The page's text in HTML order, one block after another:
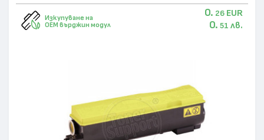
Изкупуване на
OEM върджин модул
0. 26 EUR
0. 51 лв.